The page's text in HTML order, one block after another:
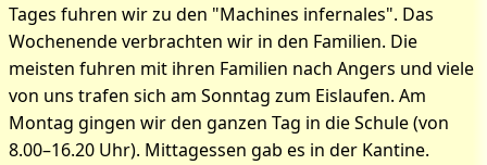
Tages fuhren wir zu den "Machines infernales". Das
Wochenende verbrachten wir in den Familien. Die
meisten fuhren mit ihren Familien nach Angers und viele
von uns trafen sich am Sonntag zum Eislaufen. Am
Montag gingen wir den ganzen Tag in die Schule (von
8.00–16.20 Uhr). Mittagessen gab es in der Kantine.